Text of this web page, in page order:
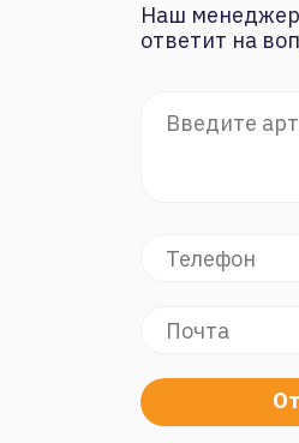
Наш менеджер
ответит на